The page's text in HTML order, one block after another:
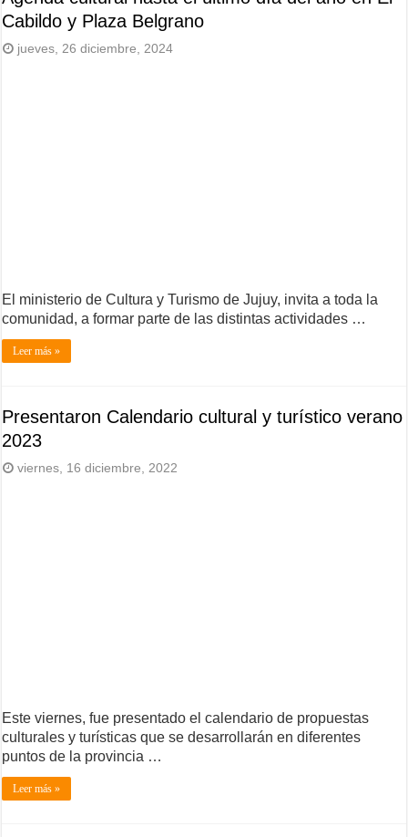
Cabildo y Plaza Belgrano
jueves, 26 diciembre, 2024
El ministerio de Cultura y Turismo de Jujuy, invita a toda la
comunidad, a formar parte de las distintas actividades …
Leer más »
Presentaron Calendario cultural y turístico verano
2023
viernes, 16 diciembre, 2022
Este viernes, fue presentado el calendario de propuestas
culturales y turísticas que se desarrollarán en diferentes
puntos de la provincia …
Leer más »